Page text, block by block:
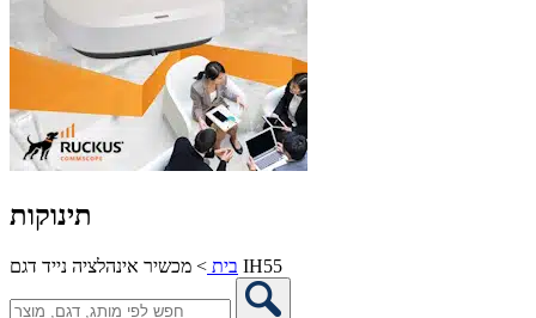
תינוקות
בית > מכשיר אינהלציה נייד דגם IH55